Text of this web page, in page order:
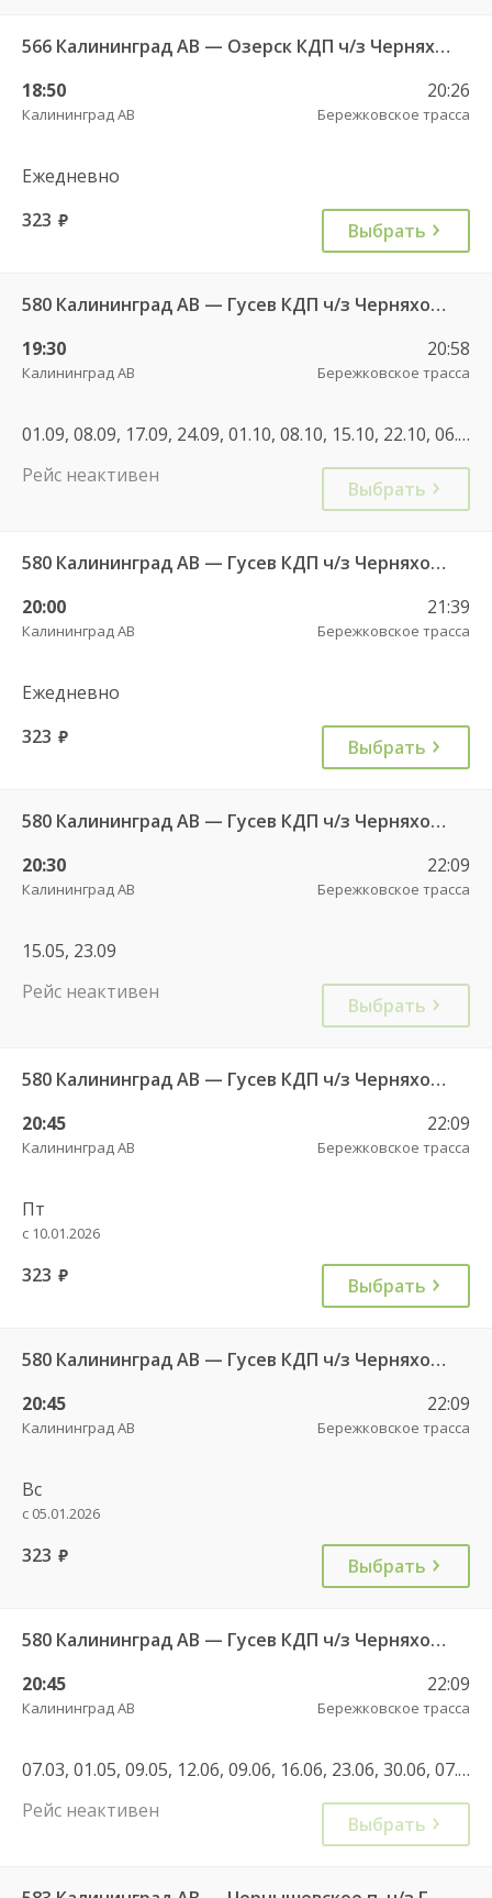
566 Калининград АВ — Озерск КДП ч/з Черняховск АС
18:50
Калининград АВ
20:26
Бережковское трасса
Ежедневно
323 руб. Выбрать
580 Калининград АВ — Гусев КДП ч/з Черняховск АС
19:30
Калининград АВ
20:58
Бережковское трасса
01.09, 08.09, 17.09, 24.09, 01.10, 08.10, 15.10, 22.10, 06.11, 02.01, 08.01, 22.02, 07.03, 13.03, 14.03, 21.07, 28.07, 18.08, 25.08, 01.09, 02.11, 04.11, 28.12, 29.12, 08.01, 21.09
Рейс неактивен
Выбрать
580 Калининград АВ — Гусев КДП ч/з Черняховск АС
20:00
Калининград АВ
21:39
Бережковское трасса
Ежедневно
323 руб. Выбрать
580 Калининград АВ — Гусев КДП ч/з Черняховск АС
20:30
Калининград АВ
22:09
Бережковское трасса
15.05, 23.09
Рейс неактивен
Выбрать
580 Калининград АВ — Гусев КДП ч/з Черняховск АС
20:45
Калининград АВ
22:09
Бережковское трасса
Пт
с 10.01.2026
323 руб. Выбрать
580 Калининград АВ — Гусев КДП ч/з Черняховск АС
20:45
Калининград АВ
22:09
Бережковское трасса
Вс
с 05.01.2026
323 руб. Выбрать
580 Калининград АВ — Гусев КДП ч/з Черняховск АС
20:45
Калининград АВ
22:09
Бережковское трасса
07.03, 01.05, 09.05, 12.06, 09.06, 16.06, 23.06, 30.06, 07.07, 06.11, 08.01, 22.02, 01.05, 30.06, 08.09, 04.11, 07.05, 30.04, 11.06, 01.11, 04.11
Рейс неактивен
Выбрать